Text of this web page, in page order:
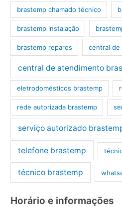
brastemp chamado técnico
brastemp instalação
brastemp reparos central de
central de atendimento
eletrodomésticos brastemp
rede autorizada brastemp
serviço autorizado
telefone brastemp
técnico brastemp
Horário e informações